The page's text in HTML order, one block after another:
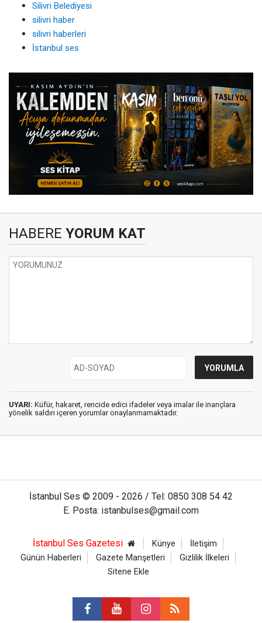
Silivri Belediyesi
silivri haber
silivri haberleri
İstanbul ses
HABERE YORUM KAT
UYARI: Küfür, hakaret, rencide edici ifadeler veya imalar ile inançlara
yönelik saldırı içeren yorumlar onaylanmamaktadır.
İstanbul Ses © 2009 - 2026 / Tel: 0850 308 54 42
E. Posta: istanbulses@gmail.com
İstanbul Ses Gazetesi Künye
İletişim
Günün Haberleri
Gazete Manşetleri
Gizlilik İlkeleri
Sitene Ekle